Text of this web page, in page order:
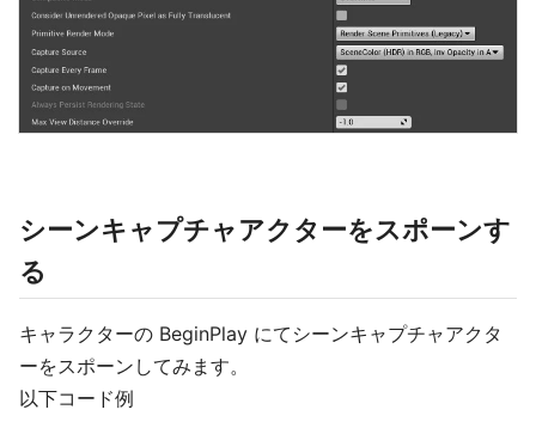
シーンキャプチャアクターをスポーンす
る
キャラクターの BeginPlay にてシーンキャプチャアクタ
ーをスポーンしてみます。
以下コード例